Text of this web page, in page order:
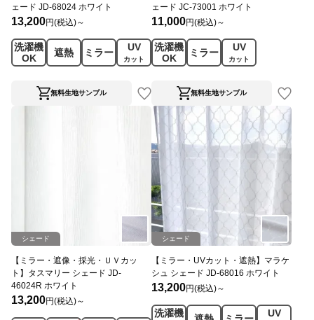
ェード JD-68024 ホワイト
13,200円(税込)～
洗濯機
OK
遮熱 ミラー UV
カット
無料生地サンプル
ェード JC-73001 ホワイト
11,000円(税込)～
洗濯機
OK
ミラー UV
カット
無料生地サンプル
シェード
【ミラー・遮像・採光・ＵＶカッ
ト】タスマリー シェード JD-
46024R ホワイト
13,200円(税込)～
シェード
【ミラー・UVカット・遮熱】マラケ
シュ シェード JD-68016 ホワイト
13,200円(税込)～
洗濯機
UV